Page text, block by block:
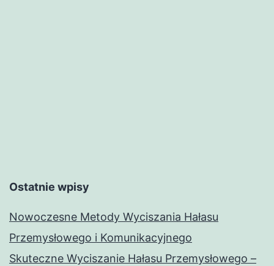
Ostatnie wpisy
Nowoczesne Metody Wyciszania Hałasu
Przemysłowego i Komunikacyjnego
Skuteczne Wyciszanie Hałasu Przemysłowego –